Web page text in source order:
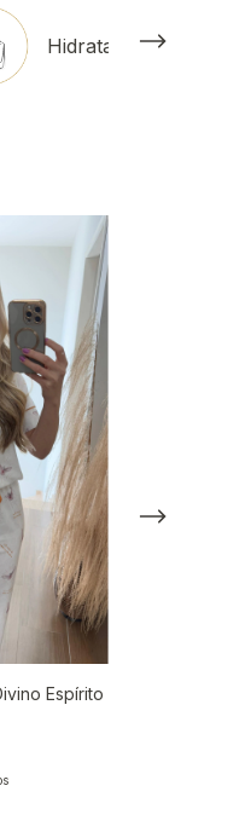
Hidratante
Espírito